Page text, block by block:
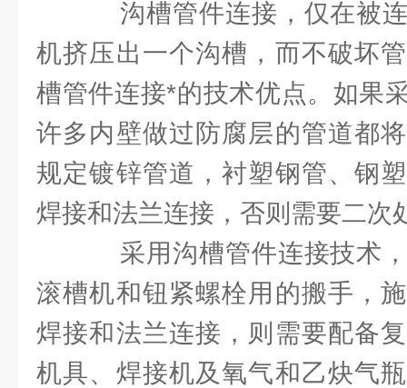
沟槽管件连接，仅在被
机挤压出一个沟槽，而不破坏
槽管件连接*的技术优点。如果
许多内壁做过防腐层的管道都
规定镀锌管道，衬塑钢管、钢
焊接和法兰连接，否则需要二次
采用沟槽管件连接技术
滚槽机和钮紧螺栓用的搬手，
焊接和法兰连接，则需要配备
机具、焊接机及氧气和乙炔气